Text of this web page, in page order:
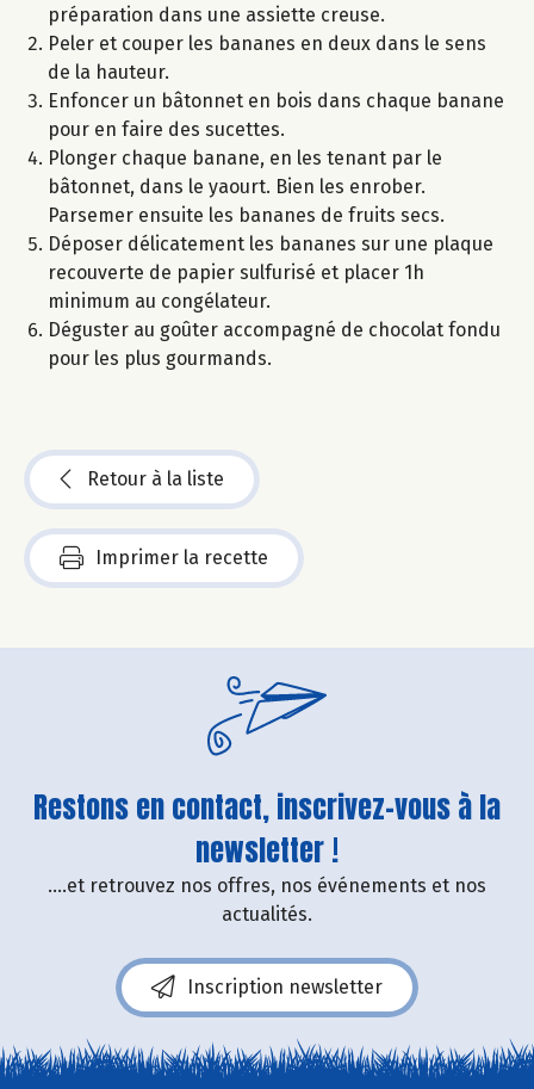
préparation dans une assiette creuse.
Peler et couper les bananes en deux dans le sens
de la hauteur.
Enfoncer un bâtonnet en bois dans chaque banane
pour en faire des sucettes.
Plonger chaque banane, en les tenant par le
bâtonnet, dans le yaourt. Bien les enrober.
Parsemer ensuite les bananes de fruits secs.
Déposer délicatement les bananes sur une plaque
recouverte de papier sulfurisé et placer 1h
minimum au congélateur.
Déguster au goûter accompagné de chocolat fondu
pour les plus gourmands.
Retour à la liste
Imprimer la recette
Restons en contact, inscrivez-vous à la
newsletter !
....et retrouvez nos offres, nos événements et nos
actualités.
Inscription newsletter